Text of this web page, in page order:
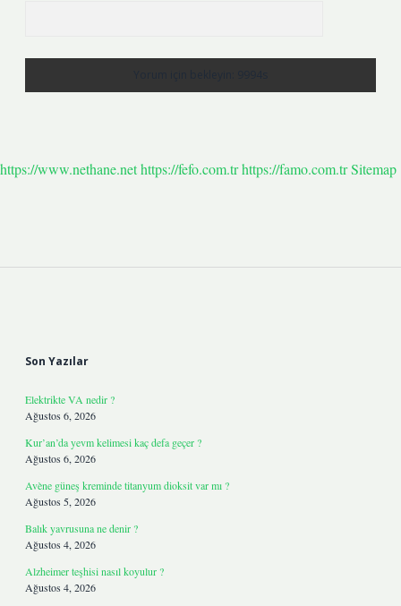
https://www.nethane.nethttps://fefo.com.trhttps://famo.com.trSitemap
Son Yazılar
Elektrikte VA nedir ?
Ağustos 6, 2026
Kur’an’da yevm kelimesi kaç defa geçer ?
Ağustos 6, 2026
Avène güneş kreminde titanyum dioksit var mı ?
Ağustos 5, 2026
Balık yavrusuna ne denir ?
Ağustos 4, 2026
Alzheimer teşhisi nasıl koyulur ?
Ağustos 4, 2026